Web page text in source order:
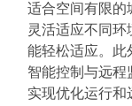
适合空间有限的
灵活适应不同
能轻松适应‌。此
智能控制与远
实现优化运行